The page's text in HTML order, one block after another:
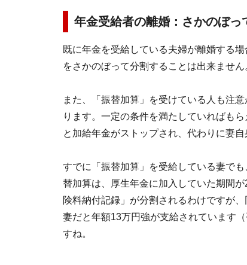
年金受給者の離婚：さかのぼっ
既に年金を受給している夫婦が離婚する
をさかのぼって分割することは出来ませ
また、「振替加算」を受けている人も注
ります。一定の条件を満たしていればも
と加給年金がストップされ、代わりに妻
すでに「振替加算」を受給している妻で
替加算は、厚生年金に加入していた期間
険料納付記録」が分割されるわけですが
妻だと年額13万円強が支給されています
すね。